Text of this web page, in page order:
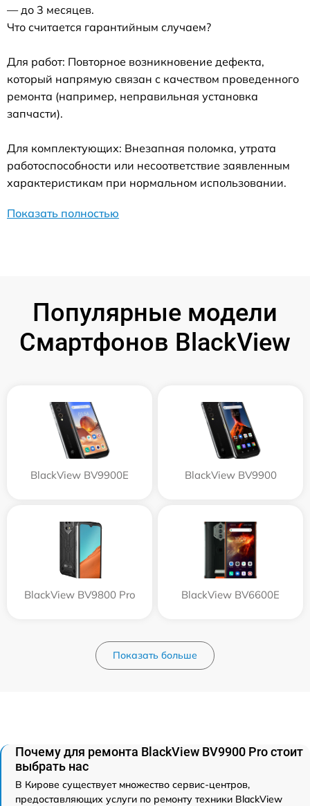
— до 3 месяцев.
Что считается гарантийным случаем?
Для работ: Повторное возникновение дефекта,
который напрямую связан с качеством проведенного
ремонта (например, неправильная установка
запчасти).
Для комплектующих: Внезапная поломка, утрата
работоспособности или несоответствие заявленным
характеристикам при нормальном использовании.
Показать полностью
Популярные модели
Смартфонов BlackView
BlackView BV9900E BlackView BV9900
BlackView BV9800 Pro BlackView BV6600E
Показать больше
Почему для ремонта BlackView BV9900 Pro стоит
выбрать нас
В Кирове существует множество сервис-центров,
предоставляющих услуги по ремонту техники BlackView